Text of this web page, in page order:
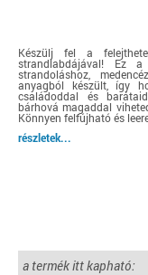
Készülj fel a
strandlabdájával! Ez
strandoláshoz,
anyagból készült, így
családoddal és
bárhová magaddal
Könnyen felfújható és
részletek...
a termék itt kapható: